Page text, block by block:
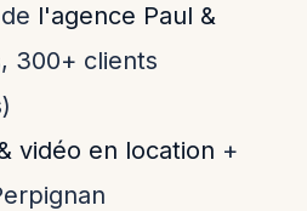
l'agence Paul &
300+ clients
vidéo en location +